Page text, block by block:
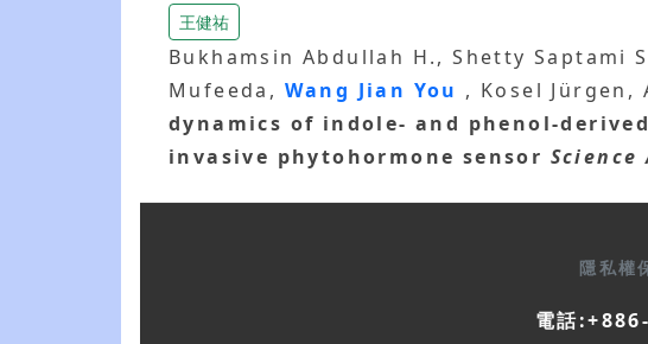
王健祐
Bukhamsin Abdullah H., Shetty Saptami
Mufeeda, Wang Jian You , Kosel Jürgen,
dynamics of indole- and phenol-
invasive phytohormone sensor Science
隱私權
電話